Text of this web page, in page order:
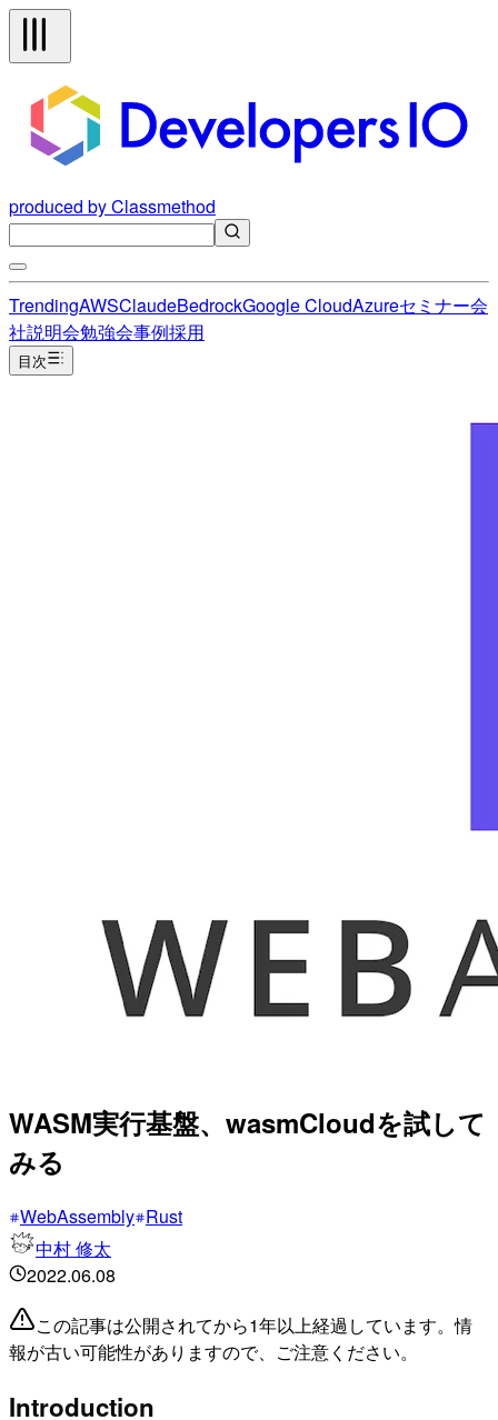
produced by Classmethod
TrendingAWSClaudeBedrockGoogle CloudAzureセミナー会
社説明会勉強会事例採用
目次
WASM実行基盤、wasmCloudを試して
みる
WebAssembly Rust
中村 修太
2022.06.08
この記事は公開されてから1年以上経過しています。情
報が古い可能性がありますので、ご注意ください。
Introduction